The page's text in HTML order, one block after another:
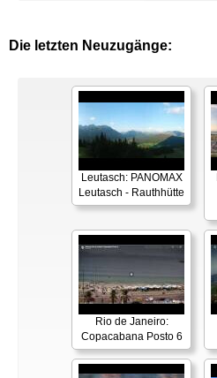
Die letzten Neuzugänge:
Leutasch: PANOMAX
Leutasch - Rauthhütte
Rio de Janeiro:
Copacabana Posto 6